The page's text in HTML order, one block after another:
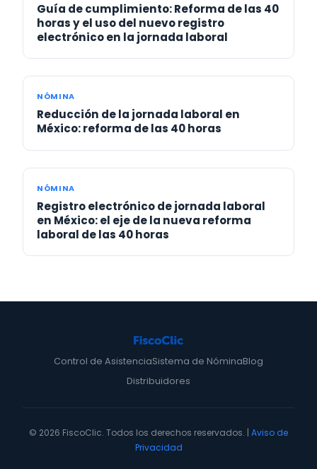
Guía de cumplimiento: Reforma de las 40
horas y el uso del nuevo registro
electrónico en la jornada laboral
NÓMINA
Reducción de la jornada laboral en
México: reforma de las 40 horas
NÓMINA
Registro electrónico de jornada laboral
en México: el eje de la nueva reforma
laboral de las 40 horas
Control de AsistenciaSistema de NóminaBlog
Distribuidores
© 2026 FiscoClic. Todos los derechos reservados. | Aviso de
Privacidad